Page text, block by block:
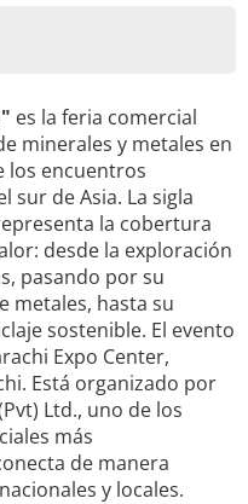
es la feria comercial
minerales y metales en
los encuentros
sur de Asia. La sigla
la cobertura
desde la exploración
pasando por su
metales, hasta su
sostenible. El evento
Expo Center,
Está organizado por
Ltd., uno de los
más
de manera
y locales.